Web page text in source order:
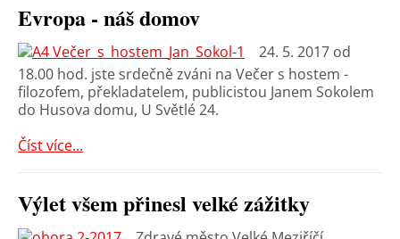
Evropa - náš domov
24. 5. 2017 od
18.00 hod. jste srdečně zváni na Večer s hostem -
filozofem, překladatelem, publicistou Janem Sokolem
do Husova domu, U Světlé 24.
Číst více...
Výlet všem přinesl velké zážitky